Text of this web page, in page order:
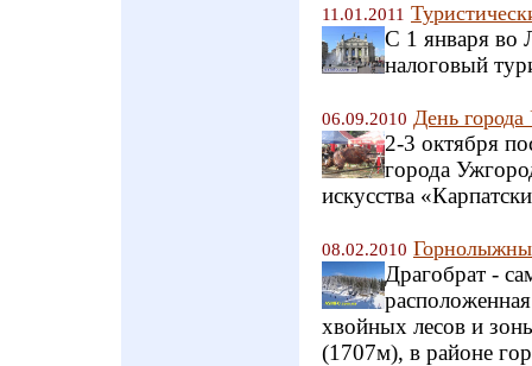
11.01.2011
С 1 января во
налоговый
06.09.2010 День
2-3 октября
города
искусства
08.02.2010
Драгобрат -
хвойных лесов и
(1707м), в районе